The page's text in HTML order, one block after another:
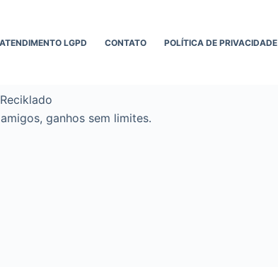
ATENDIMENTO LGPD CONTATO POLÍTICA DE PRIVACIDADE
ganhos sem limites.